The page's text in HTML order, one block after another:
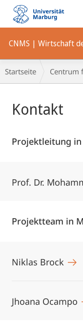
Mobile-
Navigation
CNMS | Wirtschaft
Breadcrumb-
Navigation
Startseite Centrum
Kontakt
Projektleitung
Prof. Dr.
Projektteam in
Niklas Brock
Jhoana Ocampo